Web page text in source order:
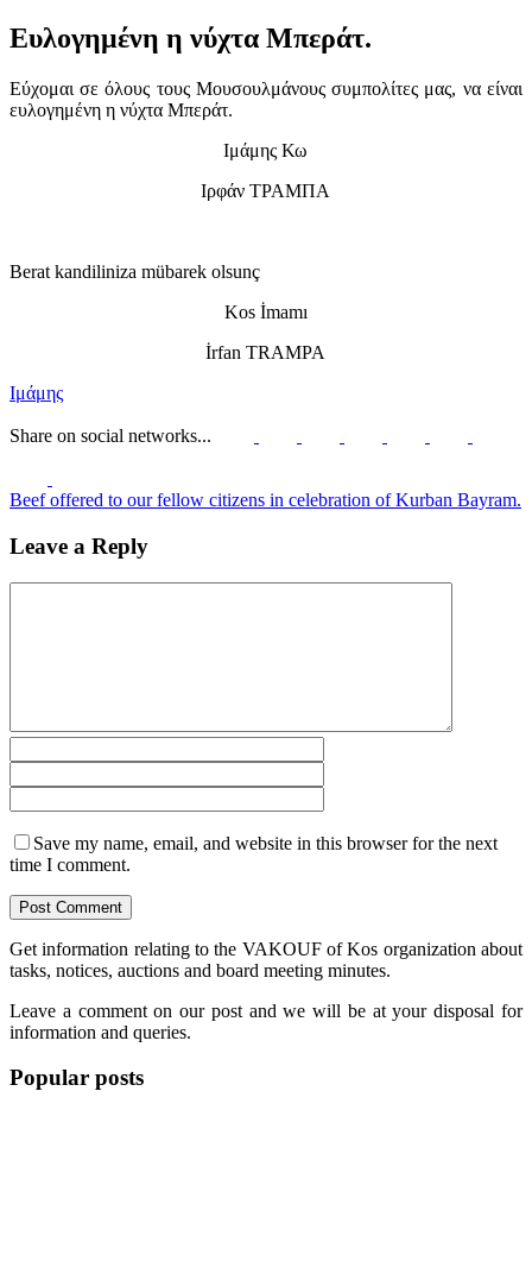
Ευλογημένη η νύχτα Μπεράτ.
Εύχομαι σε όλους τους Μουσουλμάνους συμπολίτες μας, να είναι
ευλογημένη η νύχτα Μπεράτ.
Ιμάμης Κω
Ιρφάν ΤΡΑΜΠΑ
Berat kandiliniza mübarek olsunç
Kos İmamı
İrfan TRAMPA
Ιμάμης
Share on social networks...
Beef offered to our fellow citizens in celebration of Kurban Bayram.
Leave a Reply
Save my name, email, and website in this browser for the next
time I comment.
Get information relating to the VAKOUF of Kos organization about
tasks, notices, auctions and board meeting minutes.
Leave a comment on our post and we will be at your disposal for
information and queries.
Popular posts